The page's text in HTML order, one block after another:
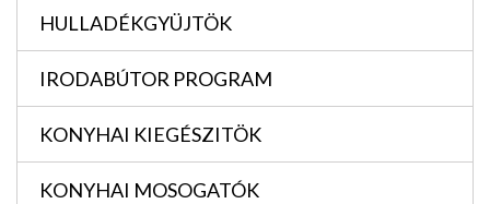
HULLADÉKGYÜJTÖK
IRODABÚTOR PROGRAM
KONYHAI KIEGÉSZITÖK
KONYHAI MOSOGATÓK